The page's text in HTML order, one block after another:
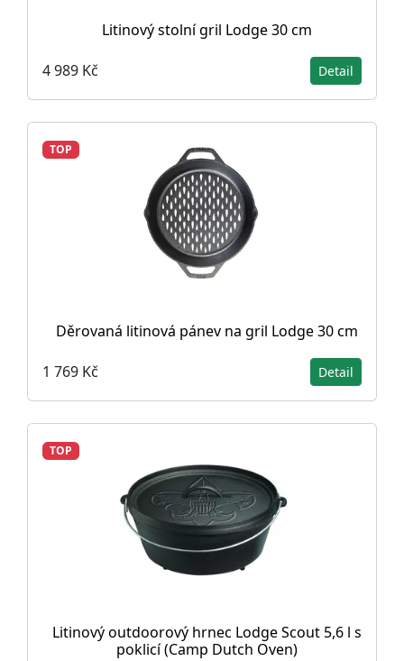
Litinový stolní gril Lodge 30 cm
4 989 Kč Detail
TOP
Děrovaná litinová pánev na gril Lodge 30 cm
1 769 Kč Detail
TOP
Litinový outdoorový hrnec Lodge Scout 5,6 l s
poklicí (Camp Dutch Oven)